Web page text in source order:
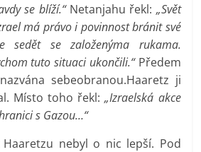
se blíží.“Netanjahu řekl: „Svět
má právo i povinnost bránit své
sedět se založenýma rukama.
tuto situaci ukončili.“Předem
sebeobranou.Haaretz ji
Místo toho řekl:„Izraelská akce
s Gazou…“
Haaretzu nebyl o nic lepší. Pod